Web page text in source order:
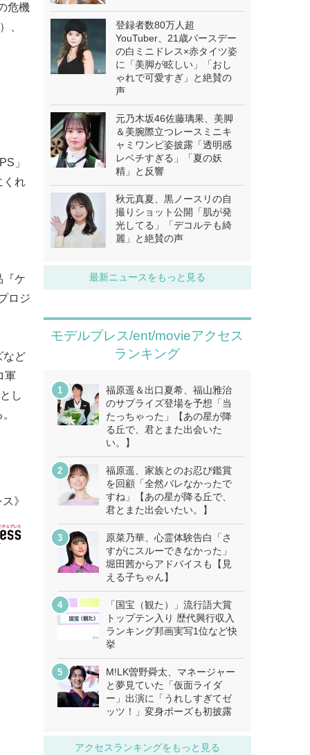
危機
、
」
くれ
『ケ
ロジ
など
軍
し
》
登録者数80万人超
YouTuber、21歳バースデー
の白ミニドレス×赤タイツ姿
に「美脚が眩しい」「おし
ゃれで可愛すぎ」と絶賛の
声
元乃木坂46佐藤璃果、美脚
＆美腕際立つレースミニキ
ャミワンピ姿披露「透明感
レベチすぎる」「夏の妖
精」と反響
秋元真夏、黒ノースリの自
撮りショット公開「肌が発
光してる」「デコルテも綺
麗」と絶賛の声
最新ニュースをもっと見る
モデルプレス/ent/movieアクセス
ランキング
福原遥＆出口夏希、福山雅治
のサプライズ登場を予想「当
たっちゃった」【あの星が降
る丘で、君とまた出会いた
い。】
福原遥、家族とのお忍び鑑賞
を回顧「全然バレなかったで
すね」【あの星が降る丘で、
君とまた出会いたい。】
原菜乃華、心霊体験告白「さ
すがにスルーできなかった」
堀田茜からアドバイスも【見
える子ちゃん】
「国宝（観た）」流行語大賞
トップテン入り 歴代興行収入
ランキング邦画実写1位など快
挙
M!LK曽野舜太、マネージャー
と夢見ていた「仮面ライダ
ー」出演に「うれしすぎてゼ
ッツ！」変身ポーズも初披露
アクセスランキングをもっと見る